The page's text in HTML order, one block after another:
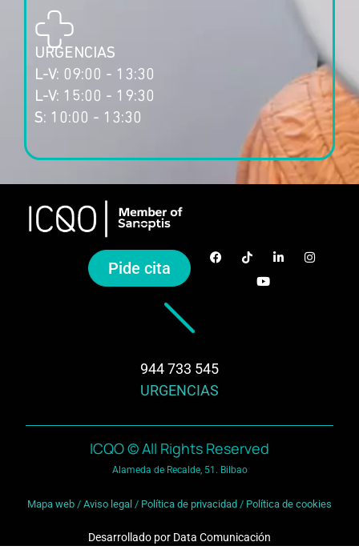
URGENCIAS
L-V: 09:00 - 13:30
L-V: 15:00 - 19:30
S: 10:00 - 13:30
Pide cita
944 733 545
URGENCIAS
ICQO © All Rights Reserved
Alameda de Recalde, 51. Bilbao
Mapa web / Aviso legal / Política de privacidad / Política de cookies
Desarrollado por Data Comunicación